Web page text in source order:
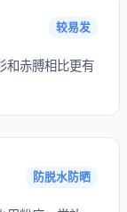
较易发
和赤膊相比更有
防脱水防晒